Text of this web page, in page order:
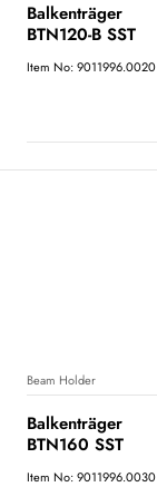
Balkenträger
BTN120-B SST
Item No: 9011996.0020
Beam Holder
Balkenträger
BTN160 SST
Item No: 9011996.0030